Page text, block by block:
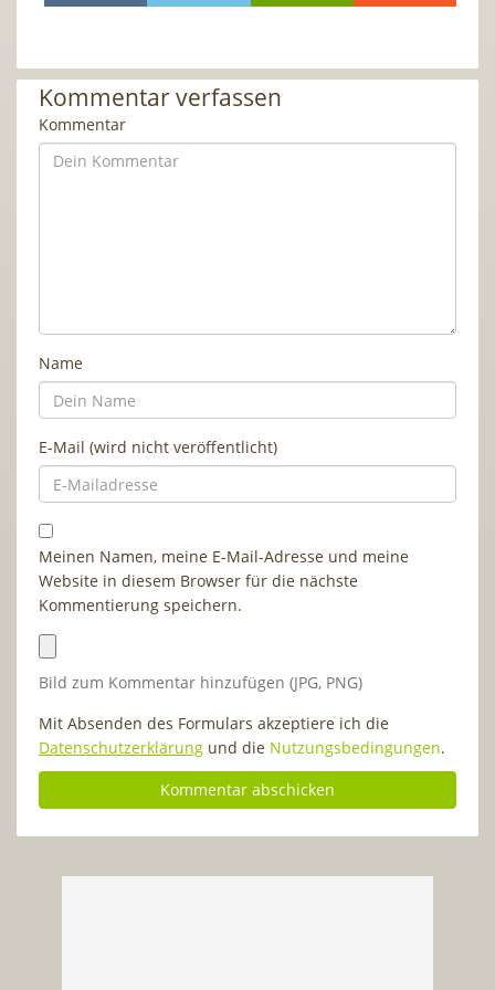
Kommentar verfassen
Kommentar
Name
E-Mail (wird nicht veröffentlicht)
Meinen Namen, meine E-Mail-Adresse und meine
Website in diesem Browser für die nächste
Kommentierung speichern.
Bild zum Kommentar hinzufügen (JPG, PNG)
Mit Absenden des Formulars akzeptiere ich die
Datenschutzerklärung und die Nutzungsbedingungen.